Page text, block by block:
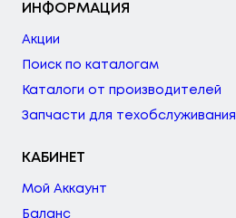
ИНФОРМАЦИЯ
Акции
Поиск по каталогам
Каталоги от производителей
Запчасти для техобслуживания
КАБИНЕТ
Мой Аккаунт
Баланс